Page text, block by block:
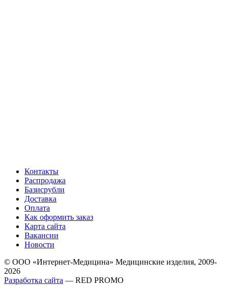
Контакты
Распродажа
Базисрубли
Доставка
Оплата
Как оформить заказ
Карта сайта
Вакансии
Новости
© ООО «Интернет-Медицина» Медицинские изделия, 2009-
2026
Разработка сайта — RED PROMO